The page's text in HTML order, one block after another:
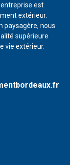
est
extérieur.
paysagère, nous
supérieure
vie extérieur.